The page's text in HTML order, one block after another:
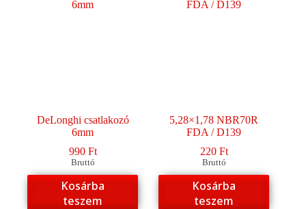
DeLonghi csatlakozó
6mm
990 Ft
Bruttó
Kosárba
teszem
5,28×1,78 NBR70R
FDA / D139
220 Ft
Bruttó
Kosárba
teszem